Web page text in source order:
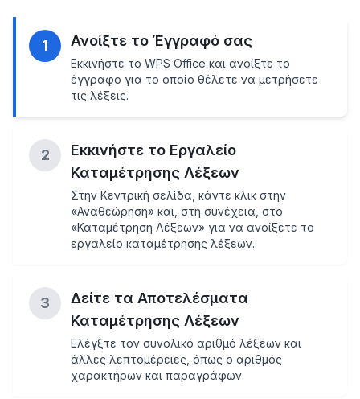
1 Ανοίξτε το Έγγραφό σας
Εκκινήστε το WPS Office και ανοίξτε το
έγγραφο για το οποίο θέλετε να μετρήσετε
τις λέξεις.
2
Εκκινήστε το Εργαλείο
Καταμέτρησης Λέξεων
Στην Κεντρική σελίδα, κάντε κλικ στην
«Αναθεώρηση» και, στη συνέχεια, στο
«Καταμέτρηση Λέξεων» για να ανοίξετε το
εργαλείο καταμέτρησης λέξεων.
3
Δείτε τα Αποτελέσματα
Καταμέτρησης Λέξεων
Ελέγξτε τον συνολικό αριθμό λέξεων και
άλλες λεπτομέρειες, όπως ο αριθμός
χαρακτήρων και παραγράφων.